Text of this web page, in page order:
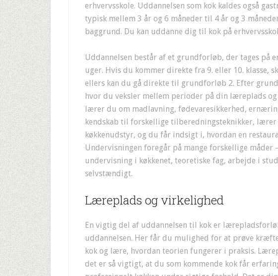
erhvervsskole. Uddannelsen som kok kaldes også
typisk mellem 3 år og 6 måneder til 4 år og 3
baggrund. Du kan uddanne dig til kok på
Uddannelsen består af et grundforløb, der tages på
uger. Hvis du kommer direkte fra 9. eller 10. klasse,
ellers kan du gå direkte til grundforløb 2. Efter
hvor du veksler mellem perioder på din læreplads og
lærer du om madlavning, fødevaresikkerhed,
kendskab til forskellige tilberedningsteknikker,
køkkenudstyr, og du får indsigt i, hvordan en
Undervisningen foregår på mange forskellige måder
undervisning i køkkenet, teoretiske fag, arbejde i
selvstændigt.
Læreplads og virkelighed
En vigtig del af uddannelsen til kok er
uddannelsen. Her får du mulighed for at prøve
kok og lære, hvordan teorien fungerer i praksis.
det er så vigtigt, at du som kommende kok får